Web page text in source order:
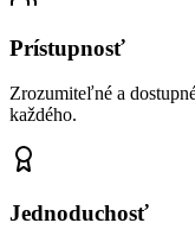
Prístupnosť
Zrozumiteľné a
každého.
Jednoduchosť